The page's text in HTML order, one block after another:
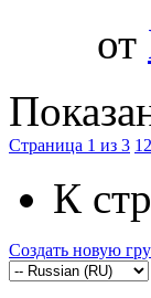
от
Страница 1 из 3 1 2
К
Создать новую